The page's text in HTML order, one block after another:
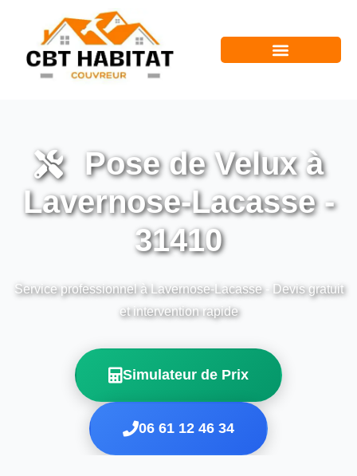
Pose de Velux à
Lavernose-Lacasse -
31410
Service professionnel à Lavernose-Lacasse - Devis gratuit
et intervention rapide
Simulateur de Prix
06 61 12 46 34